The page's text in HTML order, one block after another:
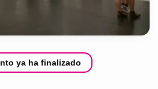
ya ha finalizado